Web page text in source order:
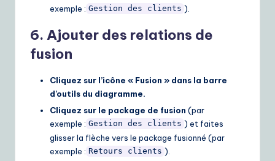
exemple : Gestion des clients ).
6. Ajouter des relations de
fusion
Cliquez sur l’icône « Fusion » dans la barre
d’outils du diagramme.
Cliquez sur le package de fusion (par
exemple : Gestion des clients ) et faites
glisser la flèche vers le package fusionné (par
exemple : Retours clients ).